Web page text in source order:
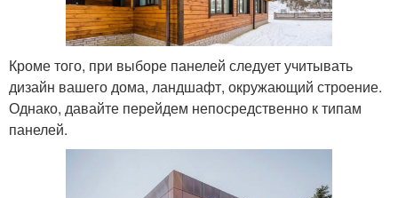
Кроме того, при выборе панелей следует учитывать
дизайн вашего дома, ландшафт, окружающий строение.
Однако, давайте перейдем непосредственно к типам
панелей.